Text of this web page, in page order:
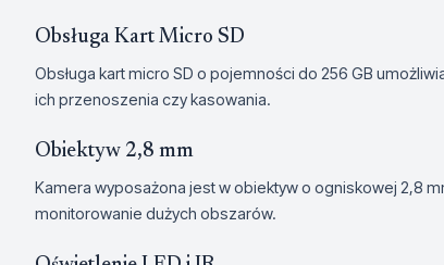
Obsługa Kart Micro SD
Obsługa kart micro SD o pojemności do 256 GB
ich przenoszenia czy kasowania.
Obiektyw 2,8 mm
Kamera wyposażona jest w obiektyw o ogniskowej 2,8
monitorowanie dużych obszarów.